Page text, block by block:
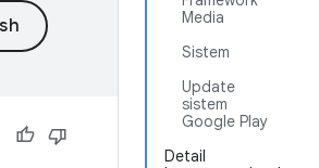
Media
Sistem
Update
sistem
Google Play
Detail